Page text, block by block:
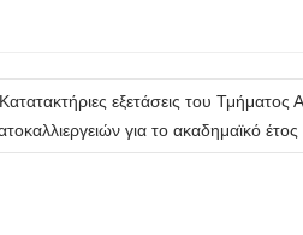
Κατατακτήριες εξετάσεις του Τμήματος
για το ακαδημαϊκό